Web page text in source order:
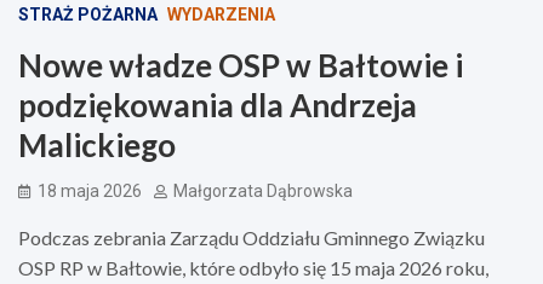
STRAŻ POŻARNA WYDARZENIA
Nowe władze OSP w Bałtowie i
podziękowania dla Andrzeja
Malickiego
18 maja 2026 Małgorzata Dąbrowska
Podczas zebrania Zarządu Oddziału Gminnego Związku
OSP RP w Bałtowie, które odbyło się 15 maja 2026 roku,